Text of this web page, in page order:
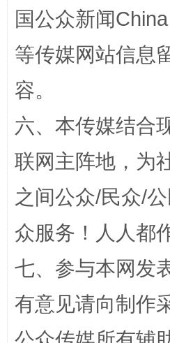
扯下公款旅游的“隐身衣”
“蜀中异人”王建安的艺术
国公众新闻
等传媒网站信息
容。
六、本传媒结合
联网主阵地，为
之间公众/民众/
众服务！人人都
七、参与本网发
有意见请向制作